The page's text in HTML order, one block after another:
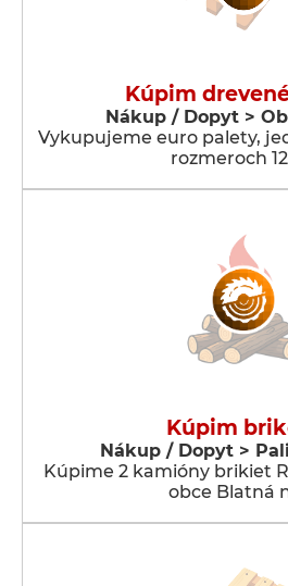
Kúpim
Nákup / Dopyt >
Vykupujeme euro palety,
rozmeroch
Kúpim
Nákup / Dopyt >
Kúpime 2 kamióny brikiet
obce Blatná